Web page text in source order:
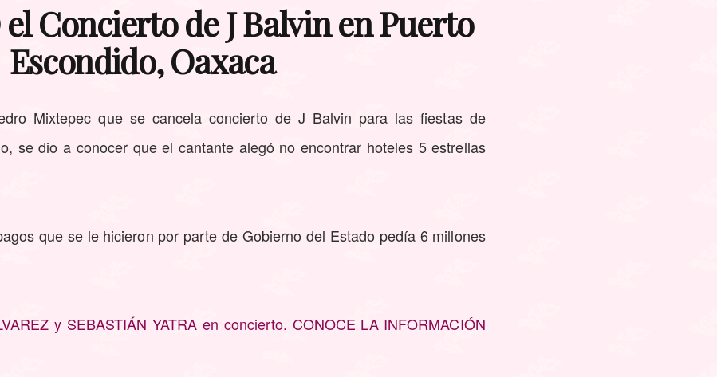
Concierto de J Balvin en Puerto
Escondido, Oaxaca
Mixtepec que se cancela concierto de J Balvin para las fiestas de
se dio a conocer que el cantante alegó no encontrar hoteles 5 estrellas
que se le hicieron por parte de Gobierno del Estado pedía 6 millones
y SEBASTIÁN YATRA en concierto. CONOCE LA INFORMACIÓN